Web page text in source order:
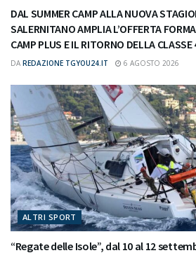
DAL SUMMER CAMP ALLA NUOVA
SALERNITANO AMPLIA L’OFFERTA
CAMP PLUS E IL RITORNO DELLA CLASSE
DA REDAZIONE TGYOU24.IT 6 AGOSTO 2026
ALTRI SPORT
“Regate delle Isole”, dal 10 al 12